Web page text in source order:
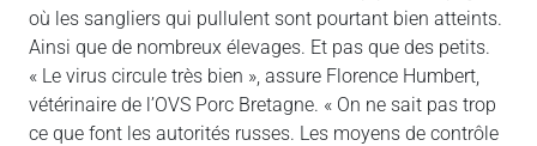
où les sangliers qui pullulent sont pourtant bien atteints.
Ainsi que de nombreux élevages. Et pas que des petits.
« Le virus circule très bien », assure Florence Humbert,
vétérinaire de l’OVS Porc Bretagne. « On ne sait pas trop
ce que font les autorités russes. Les moyens de contrôle